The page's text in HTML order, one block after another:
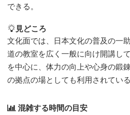
できる。
見どころ
文化面では、日本文化の普及の一
道の教室を広く一般に向け開講し
を中心に、体力の向上や心身の鍛
の拠点の場としても利用されている
混雑する時間の目安